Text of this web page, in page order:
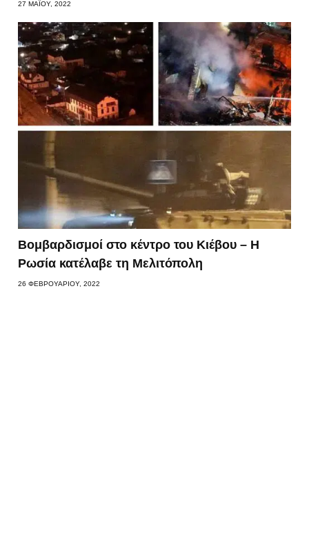
27 ΜΑΪ́ΟΥ, 2022
Βομβαρδισμοί στο κέντρο του Κιέβου – Η
Ρωσία κατέλαβε τη Μελιτόπολη
26 ΦΕΒΡΟΥΑΡΊΟΥ, 2022